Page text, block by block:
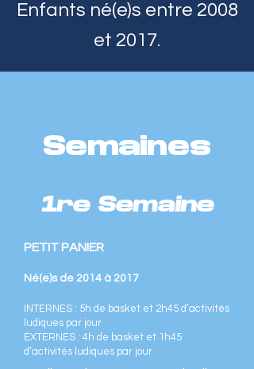
Enfants né(e)s entre 2008
et 2017.
Semaines
1re Semaine
PETIT PANIER
Né(e)s de 2014 à 2017
INTERNES : 5h de basket et 2h45 d’activités
ludiques par jour
EXTERNES : 4h de basket et 1h45
d’activités ludiques par jour